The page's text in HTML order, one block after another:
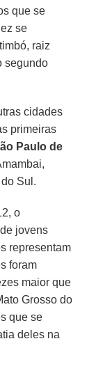
que se
se
raiz
segundo
cidades
primeiras
Paulo de
Sul.
o
jovens
representam
foram
maior que
Grosso do
que se
deles na